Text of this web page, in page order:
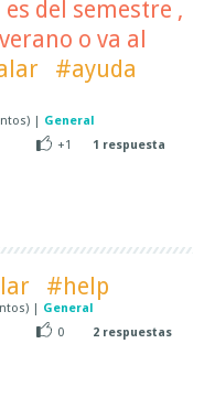
del semestre ,
o va al
#ayuda
| General
+1
1 respuesta
#help
| General
0
2 respuestas